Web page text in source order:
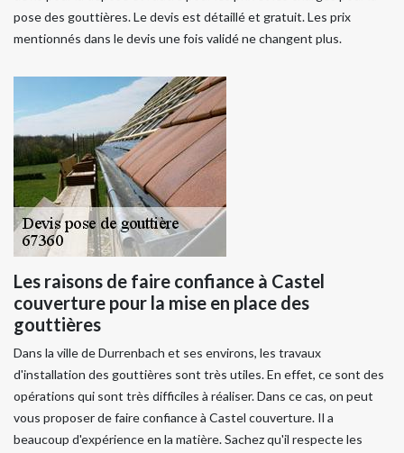
pose des gouttières. Le devis est détaillé et gratuit. Les prix
mentionnés dans le devis une fois validé ne changent plus.
Les raisons de faire confiance à Castel
couverture pour la mise en place des
gouttières
Dans la ville de Durrenbach et ses environs, les travaux
d'installation des gouttières sont très utiles. En effet, ce sont des
opérations qui sont très difficiles à réaliser. Dans ce cas, on peut
vous proposer de faire confiance à Castel couverture. Il a
beaucoup d'expérience en la matière. Sachez qu'il respecte les